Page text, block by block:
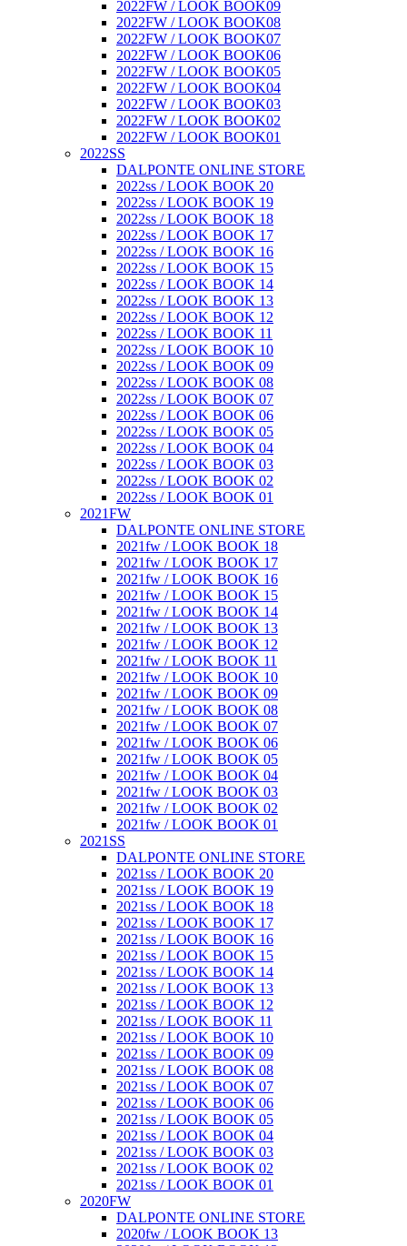
2022FW / LOOK BOOK09
2022FW / LOOK BOOK08
2022FW / LOOK BOOK07
2022FW / LOOK BOOK06
2022FW / LOOK BOOK05
2022FW / LOOK BOOK04
2022FW / LOOK BOOK03
2022FW / LOOK BOOK02
2022FW / LOOK BOOK01
2022SS
DALPONTE ONLINE STORE
2022ss / LOOK BOOK 20
2022ss / LOOK BOOK 19
2022ss / LOOK BOOK 18
2022ss / LOOK BOOK 17
2022ss / LOOK BOOK 16
2022ss / LOOK BOOK 15
2022ss / LOOK BOOK 14
2022ss / LOOK BOOK 13
2022ss / LOOK BOOK 12
2022ss / LOOK BOOK 11
2022ss / LOOK BOOK 10
2022ss / LOOK BOOK 09
2022ss / LOOK BOOK 08
2022ss / LOOK BOOK 07
2022ss / LOOK BOOK 06
2022ss / LOOK BOOK 05
2022ss / LOOK BOOK 04
2022ss / LOOK BOOK 03
2022ss / LOOK BOOK 02
2022ss / LOOK BOOK 01
2021FW
DALPONTE ONLINE STORE
2021fw / LOOK BOOK 18
2021fw / LOOK BOOK 17
2021fw / LOOK BOOK 16
2021fw / LOOK BOOK 15
2021fw / LOOK BOOK 14
2021fw / LOOK BOOK 13
2021fw / LOOK BOOK 12
2021fw / LOOK BOOK 11
2021fw / LOOK BOOK 10
2021fw / LOOK BOOK 09
2021fw / LOOK BOOK 08
2021fw / LOOK BOOK 07
2021fw / LOOK BOOK 06
2021fw / LOOK BOOK 05
2021fw / LOOK BOOK 04
2021fw / LOOK BOOK 03
2021fw / LOOK BOOK 02
2021fw / LOOK BOOK 01
2021SS
DALPONTE ONLINE STORE
2021ss / LOOK BOOK 20
2021ss / LOOK BOOK 19
2021ss / LOOK BOOK 18
2021ss / LOOK BOOK 17
2021ss / LOOK BOOK 16
2021ss / LOOK BOOK 15
2021ss / LOOK BOOK 14
2021ss / LOOK BOOK 13
2021ss / LOOK BOOK 12
2021ss / LOOK BOOK 11
2021ss / LOOK BOOK 10
2021ss / LOOK BOOK 09
2021ss / LOOK BOOK 08
2021ss / LOOK BOOK 07
2021ss / LOOK BOOK 06
2021ss / LOOK BOOK 05
2021ss / LOOK BOOK 04
2021ss / LOOK BOOK 03
2021ss / LOOK BOOK 02
2021ss / LOOK BOOK 01
2020FW
DALPONTE ONLINE STORE
2020fw / LOOK BOOK 13